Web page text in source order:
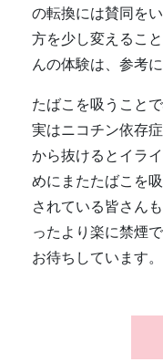
の転換には賛同を
方を少し変えるこ
んの体験は、参考に
たばこを吸うこと
実はニコチン依存
から抜けるとイラ
めにまたたばこを
されている皆さん
ったより楽に禁煙
お待ちしています。